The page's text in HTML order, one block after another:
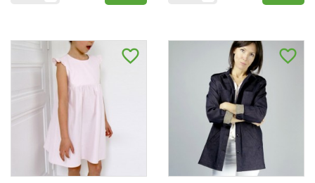
favorite_border favorite_border